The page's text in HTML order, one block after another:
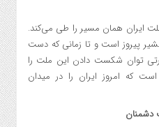
ایران همان مسیر را طی می‌کند.
پیروز است و تا زمانی که دست
توان شکست دادن این ملت را
که امروز ایران را در میدان
دشمنان